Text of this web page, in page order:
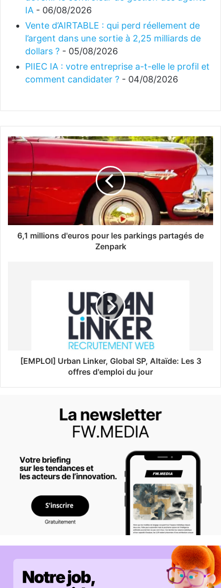
IA - 06/08/2026
Vente d’AIRTABLE : qui perd réellement de
l’argent dans une sortie à 2,25 milliards de
dollars ? - 05/08/2026
PIIEC IA : votre entreprise a-t-elle le profil et
comment candidater ? - 04/08/2026
6,1 millions d'euros pour les parkings partagés de
Zenpark
[EMPLOI] Urban Linker, Global SP, Altaïde: Les 3
offres d'emploi du jour